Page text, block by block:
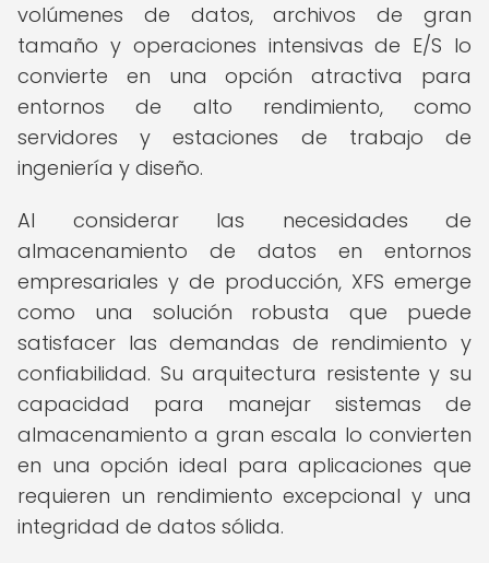
volúmenes de datos, archivos de gran
tamaño y operaciones intensivas de E/S lo
convierte en una opción atractiva para
entornos de alto rendimiento, como
servidores y estaciones de trabajo de
ingeniería y diseño.
Al considerar las necesidades de
almacenamiento de datos en entornos
empresariales y de producción, XFS emerge
como una solución robusta que puede
satisfacer las demandas de rendimiento y
confiabilidad. Su arquitectura resistente y su
capacidad para manejar sistemas de
almacenamiento a gran escala lo convierten
en una opción ideal para aplicaciones que
requieren un rendimiento excepcional y una
integridad de datos sólida.